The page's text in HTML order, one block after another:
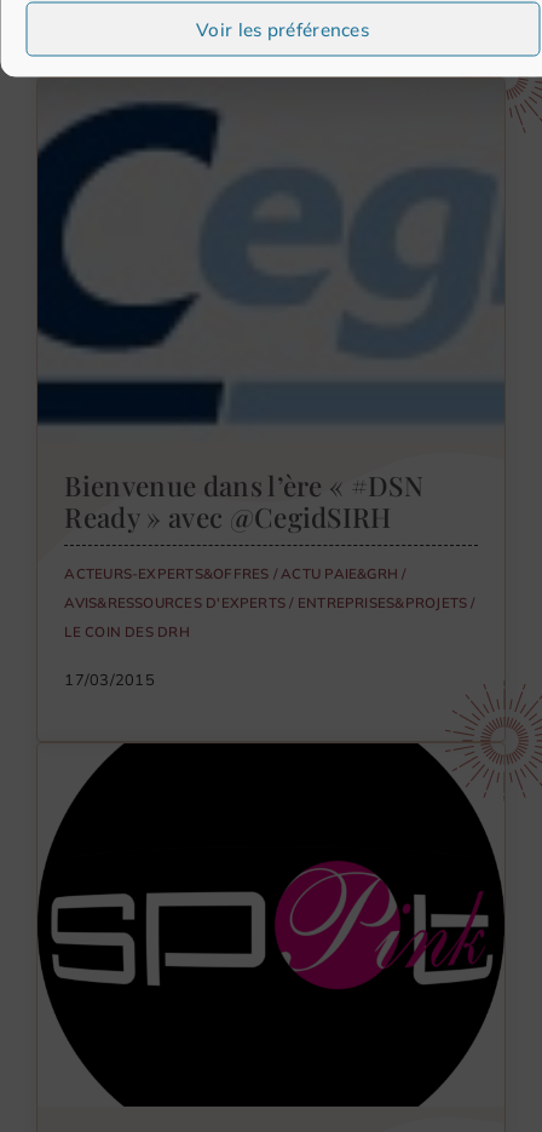
Voir les préférences
Bienvenue dans l’ère « #DSN
Ready » avec @CegidSIRH
ACTEURS-EXPERTS&OFFRES /ACTU PAIE&GRH /
AVIS&RESSOURCES D'EXPERTS / ENTREPRISES&PROJETS /
LE COIN DES DRH
17/03/2015